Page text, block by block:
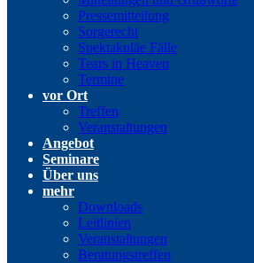
Pressemitteilung
Sorgerecht
Spektakuläe Fälle
Tears in Heaven
Termine
vor Ort
Treffen
Veranstaltungen
Angebot
Seminare
Über uns
mehr
Downloads
Leitlinien
Veranstaltungen
Beratungstreffen